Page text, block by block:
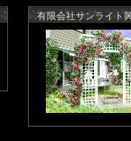
有限会社サンライト